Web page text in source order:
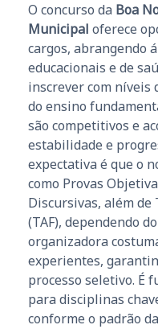
O concurso da Boa
Municipal oferece
cargos, abrangendo
educacionais e de
inscrever com níveis
do ensino
são competitivos e
estabilidade e
expectativa é que o
como Provas
Discursivas, além de
(TAF), dependendo
organizadora
experientes,
processo seletivo. É
para disciplinas
conforme o padrão